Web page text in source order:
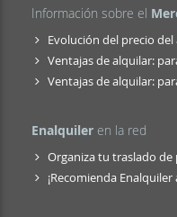
Información sobre el
Evolución del precio
Ventajas de alquilar:
Ventajas de alquilar:
Enalquiler en la red
Organiza tu traslado de
¡Recomienda